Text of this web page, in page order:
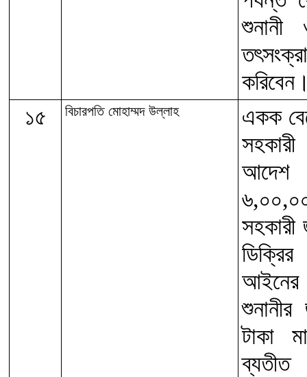
শুনানী
১৫
বিচারপতি মোহাম্মদ উল্লাহ
একক
আদেশ
ডিক্রির
আইনের
টাকা